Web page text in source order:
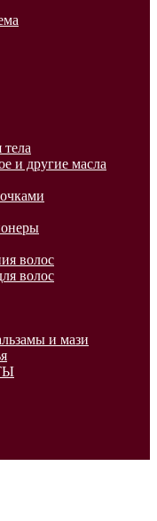
и другие масла
волос
волос
и мази